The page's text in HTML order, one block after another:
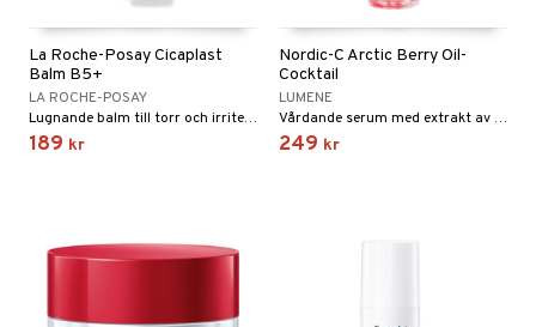
La Roche-Posay Cicaplast
Balm B5+
LA ROCHE-POSAY
Lugnande balm till torr och irriterad hud.
189 kr
Nordic-C Arctic Berry Oil-
Cocktail
LUMENE
Vårdande serum med extrakt av hjortron, tranbär och lingon.
249 kr